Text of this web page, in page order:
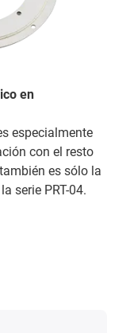
en
especialmente
con el resto
es sólo la
serie PRT-04.